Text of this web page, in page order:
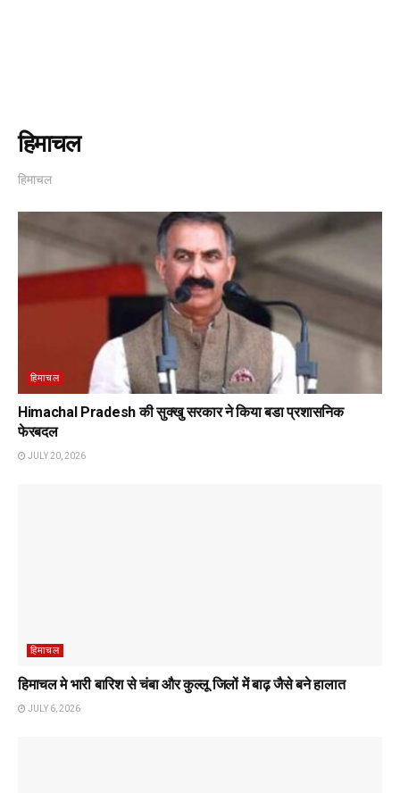
हिमाचल
हिमाचल
हिमाचल
Himachal Pradesh की सुक्खु सरकार ने किया बडा प्रशासनिक
फेरबदल
JULY 20, 2026
हिमाचल
हिमाचल मे भारी बारिश से चंबा और कुल्लू जिलों में बाढ़ जैसे बने हालात
JULY 6, 2026